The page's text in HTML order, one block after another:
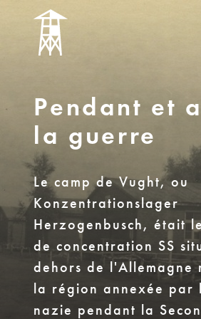
Pendant et
la guerre
Le camp de Vught, ou
Konzentrationslager
Herzogenbusch, était
de concentration SS
dehors de l'Allemagne
la région annexée par
nazie pendant la